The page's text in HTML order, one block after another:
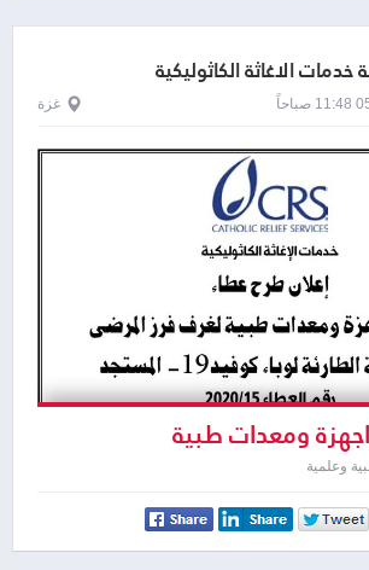
الاغاثة الكاثوليكية
غزة
ومعدات طبية
وعلمية